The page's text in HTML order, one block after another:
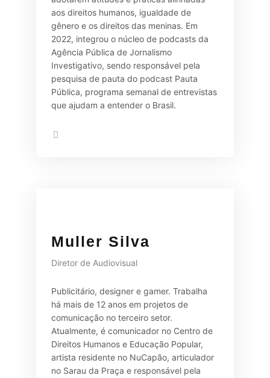
aos direitos humanos, igualdade de
gênero e os direitos das meninas. Em
2022, integrou o núcleo de podcasts da
Agência Pública de Jornalismo
Investigativo, sendo responsável pela
pesquisa de pauta do podcast Pauta
Pública, programa semanal de entrevistas
que ajudam a entender o Brasil.
Muller Silva
Diretor de Audiovisual
Publicitário, designer e gamer. Trabalha
há mais de 12 anos em projetos de
comunicação no terceiro setor.
Atualmente, é comunicador no Centro de
Direitos Humanos e Educação Popular,
artista residente no NuCapão, articulador
no Sarau da Praça e responsável pela